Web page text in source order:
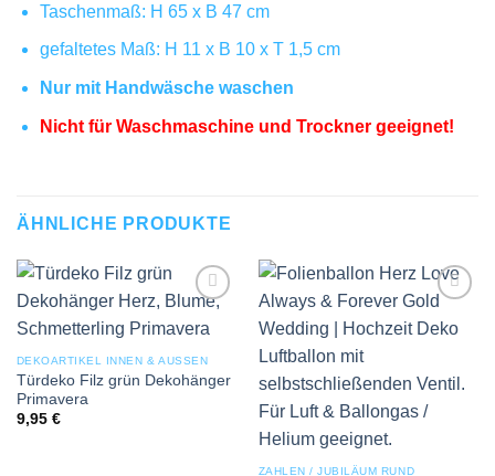
Taschenmaß: H 65 x B 47 cm
gefaltetes Maß: H 11 x B 10 x T 1,5 cm
Nur mit Handwäsche waschen
Nicht für Waschmaschine und Trockner geeignet!
ÄHNLICHE PRODUKTE
wishlist
DEKOARTIKEL INNEN & AUSSEN
Türdeko Filz grün Dekohänger
Primavera
9,95 €
wishlist
ZAHLEN / JUBILÄUM RUND